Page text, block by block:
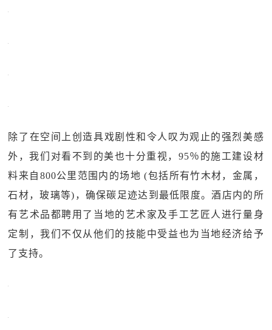
除了在空间上创造具戏剧性和令人叹为观止的强烈美感
外，我们对看不到的美也十分重视，95％的施工建设材
料来自800公里范围内的场地 (包括所有竹木材，金属，
石材，玻璃等)，确保碳足迹达到最低限度。酒店内的所
有艺术品都聘用了当地的艺术家及手工艺匠人进行量身
定制，我们不仅从他们的技能中受益也为当地经济给予
了支持。